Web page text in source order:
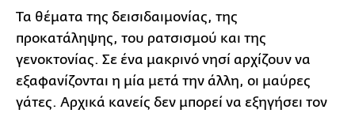
Τα θέματα της δεισιδαιμονίας, της
προκατάληψης, του ρατσισμού και της
γενοκτονίας. Σε ένα μακρινό νησί αρχίζουν να
εξαφανίζονται η μία μετά την άλλη, οι μαύρες
γάτες. Αρχικά κανείς δεν μπορεί να εξηγήσει τον